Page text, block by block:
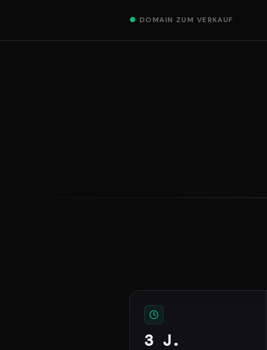
● DOMAIN ZUM VERKAUF
3 J.